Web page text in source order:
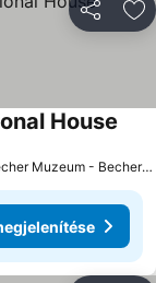
House
0.2 km-re innen: Jan Becher Muzeum - Becherovka